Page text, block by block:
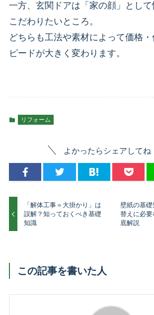
一方、玄関ドアは「家の顔」として
こだわりたいところ。
どちらも工法や素材によって価格
ピードが大きく変わります。
リフォーム
よかったらシェアしてね
「解体工事＝大掛かり」は
誤解？知っておくべき基礎
知識
壁紙の基
替えに必
底解説
この記事を書いた人